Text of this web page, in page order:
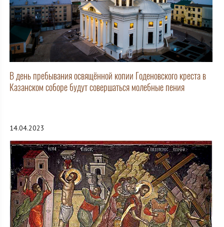
В день пребывания освящённой копии Годеновского креста в
Казанском соборе будут совершаться молебные пения
14.04.2023